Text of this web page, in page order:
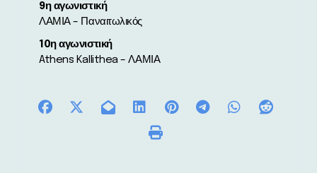
9η αγωνιστική
ΛΑΜΙΑ – Παναιτωλικός
10η αγωνιστική
Athens Kallithea – ΛΑΜΙΑ